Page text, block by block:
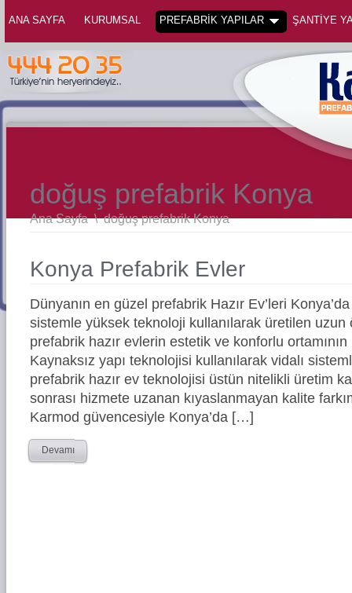
ANA SAYFA KURUMSAL PREFABRİK YAPILAR ŞANTİYE
doğuş prefabrik Konya
Ana Sayfa \doğuş prefabrik Konya
Konya Prefabrik Evler
Dünyanın en güzel prefabrik Hazır Ev’leri
sistemle yüksek teknoloji kullanılarak üretilen
prefabrik hazır evlerin estetik ve konforlu ortamının
Kaynaksız yapı teknolojisi kullanılarak vidalı
prefabrik hazır ev teknolojisi üstün nitelikli üretim
sonrası hizmete uzanan kıyaslanmayan kalite
Karmod güvencesiyle Konya’da […]
Devamı